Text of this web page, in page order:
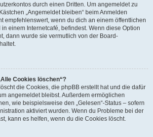
durch einen Dritten. Um angemeldet zu
„Angemeldet bleiben“ beim Anmelden
empfehlenswert, wenn du dich an einem öffentlichen
einem Internetcafé, befindest. Wenn diese Option
dann wurde sie vermutlich von der Board-
Cookies löschen“?
die Cookies, die phpBB erstellt hat und die dafür
angemeldet bleibst. Außerdem ermöglichen
wie beispielsweise den „Gelesen“-Status – sofern
aktiviert wurden. Wenn du Probleme bei der
kann es helfen, wenn du die Cookies löscht.